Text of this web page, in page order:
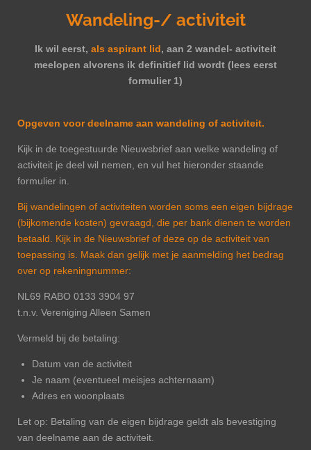
Wandeling-/ activiteit
Ik wil eerst, als aspirant lid, aan 2 wandel- activiteit
meelopen alvorens ik definitief lid wordt (lees eerst
formulier 1)
Opgeven voor deelname aan wandeling of activiteit.
Kijk in de toegestuurde Nieuwsbrief aan welke wandeling of
activiteit je deel wil nemen, en vul het hieronder staande
formulier in.
Bij wandelingen of activiteiten worden soms een eigen bijdrage
(bijkomende kosten) gevraagd, die per bank dienen te worden
betaald. Kijk in de Nieuwsbrief of deze op de activiteit van
toepassing is. Maak dan gelijk met je aanmelding het bedrag
over op rekeningnummer:
NL69 RABO 0133 3904 97
t.n.v. Vereniging Alleen Samen
Vermeld bij de betaling:
Datum van de activiteit
Je naam (eventueel meisjes achternaam)
Adres en woonplaats
Let op: Betaling van de eigen bijdrage geldt als bevestiging
van deelname aan de activiteit.